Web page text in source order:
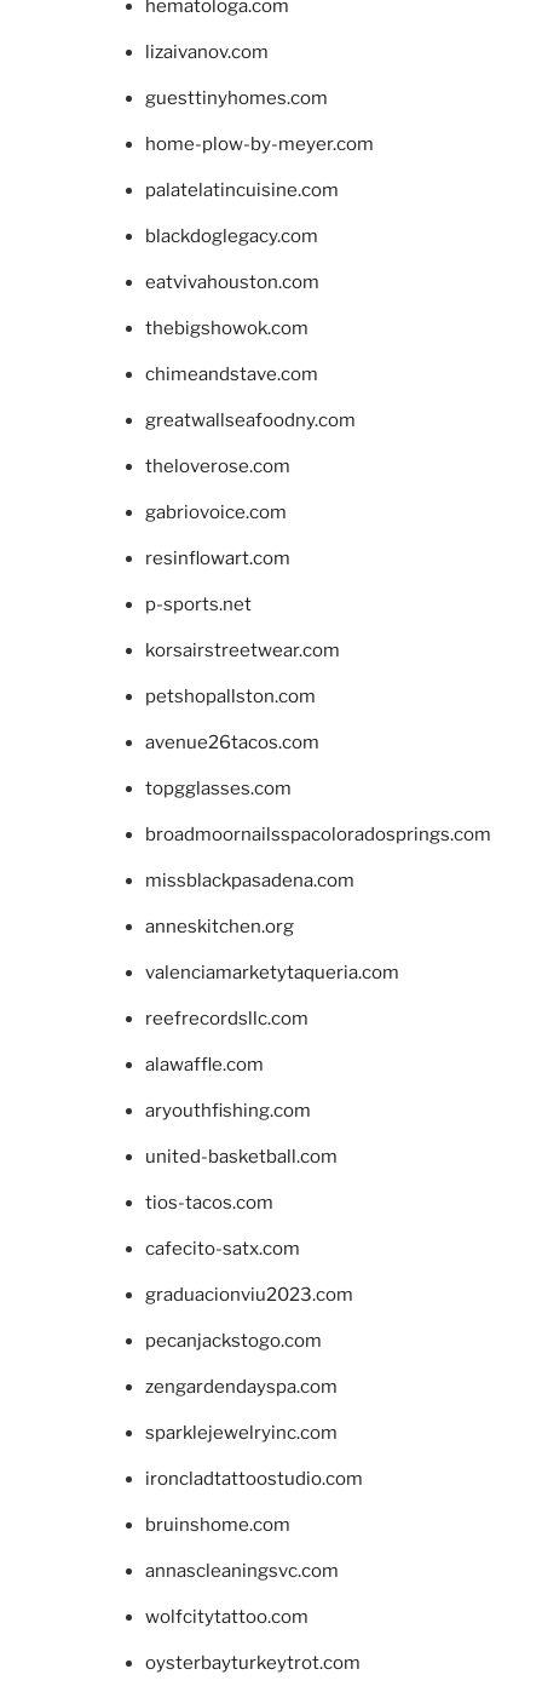
hematologa.com
lizaivanov.com
guesttinyhomes.com
home-plow-by-meyer.com
palatelatincuisine.com
blackdoglegacy.com
eatvivahouston.com
thebigshowok.com
chimeandstave.com
greatwallseafoodny.com
theloverose.com
gabriovoice.com
resinflowart.com
p-sports.net
korsairstreetwear.com
petshopallston.com
avenue26tacos.com
topgglasses.com
broadmoornailsspacoloradosprings.com
missblackpasadena.com
anneskitchen.org
valenciamarketytaqueria.com
reefrecordsllc.com
alawaffle.com
aryouthfishing.com
united-basketball.com
tios-tacos.com
cafecito-satx.com
graduacionviu2023.com
pecanjackstogo.com
zengardendayspa.com
sparklejewelryinc.com
ironcladtattoostudio.com
bruinshome.com
annascleaningsvc.com
wolfcitytattoo.com
oysterbayturkeytrot.com